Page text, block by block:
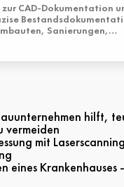
CAD-Dokumentation
Sanierungen,
Erweiterungen
hilft,
vermeiden
mit
eines Krankenhauses